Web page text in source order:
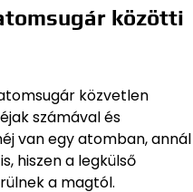
közötti
közvetlen
számával és
van egy atomban, annál
hiszen a legkülső
a magtól.